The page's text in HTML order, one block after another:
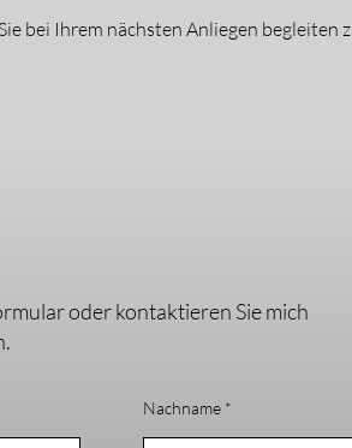
bei Ihrem nächsten Anliegen begleiten
oder kontaktieren Sie mich
Nachname